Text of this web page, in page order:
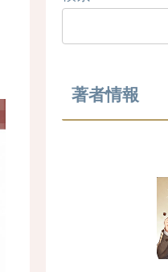
著者情報